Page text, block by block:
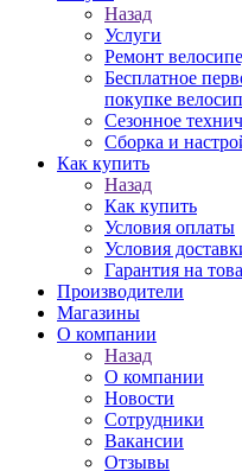
Назад
Услуги
Ремонт
Бесплатное
покупке
Сезонное
Сборка и
Как купить
Назад
Как купить
Условия оплаты
Условия
Гарантия на
Производители
Магазины
О компании
Назад
О компании
Новости
Сотрудники
Вакансии
Отзывы